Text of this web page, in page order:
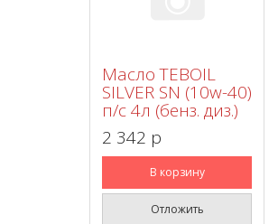
Масло TEBOIL
SILVER SN (10w-40)
п/с 4л (бенз. диз.)
2 342 p
В корзину
Отложить